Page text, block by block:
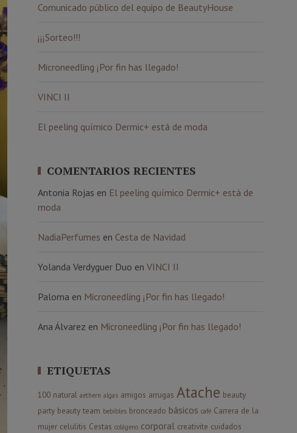
Comunicado público del equipo de BeautyHouse
¡¡¡Sorteo!!!
Microneedling ¡Por fin has llegado!
VINCI II
El peeling químico Dermic+ está de moda
COMENTARIOS RECIENTES
Antonia Rojas en El peeling químico Dermic+ está de
moda
NadiaPerfumes en Cesta de Navidad
Yolanda Verdyguer Duo en VINCI II
Paloma en Microneedling ¡Por fin has llegado!
Ana Álvarez en Microneedling ¡Por fin has llegado!
ETIQUETAS
100 natural aethern algas amigos arrugas Atache beauty
party beauty team bebibles bronceado básicos café Carrera de la
mujer celulitis Cestas colágeno corporal creativite cuidados